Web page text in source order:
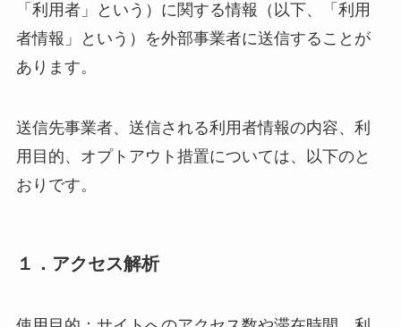
「利用者」という）に関する情報（以下、「利用
者情報」という）を外部事業者に送信することが
あります。
送信先事業者、送信される利用者情報の内容、利
用目的、オプトアウト措置については、以下のと
おりです。
１．アクセス解析